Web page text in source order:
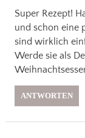
Super Rezept!
und schon eine
sind wirklich
Werde sie als
ANTWORTEN